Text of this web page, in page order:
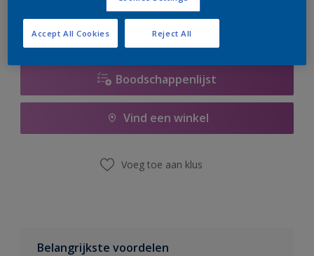
Boodschappenlijst
Vind een winkel
Voeg toe aan klus
Belangrijkste voordelen
Reject All
Accept All Cookies